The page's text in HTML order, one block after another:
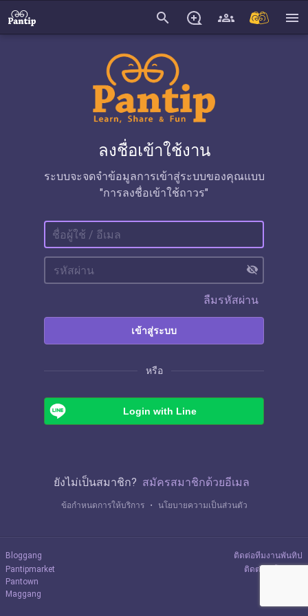
search menu
ลงชื่อเข้าใช้งาน
ระบบจะจดจำข้อมูลการเข้าสู่ระบบของคุณแบบ
"การลงชื่อเข้าใช้ถาวร"
visibility_off
ลืมรหัสผ่าน
เข้าสู่ระบบ
หรือ
Login with Line
ยังไม่เป็นสมาชิก? สมัครสมาชิกด้วยอีเมล
ข้อกำหนดการให้บริการ ・ นโยบายความเป็นส่วนตัว
Bloggang
Pantipmarket
Pantown
Maggang
ติดต่อทีมงานพันทิป
ติดต่อลงโฆษณา